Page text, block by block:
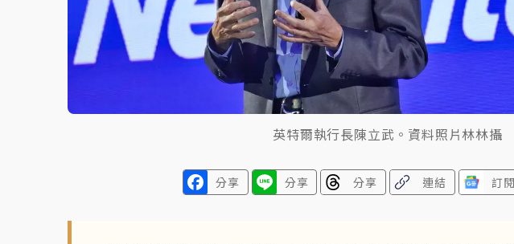
英特爾執行長陳立武。資料照片林林攝
分享 分享 分享 連結 訂閱